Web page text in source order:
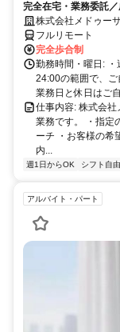
完全在宅・業務委託
株式会社メドゥー
フルリモート
完全歩合制
勤務時間・曜日:
24:00の範囲で、ご
業務日と休日はご
仕事内容: 株式会
業務です。 ・指定
ーチ ・お客様の希
内...
週1日からOK シフト自由
アルバイト・パート